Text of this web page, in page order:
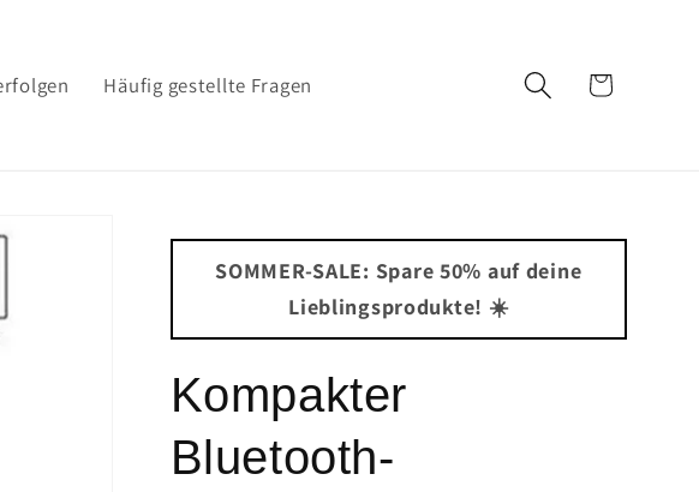
Häufig gestellte Fragen Warenkorb
SOMMER-SALE: Spare 50% auf deine
Lieblingsprodukte! ☀️
Kompakter
Bluetooth-